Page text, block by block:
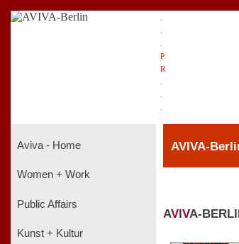
P
R
Aviva - Home
Women + Work
Public Affairs
Kunst + Kultur
AVIVA-
AV VA-